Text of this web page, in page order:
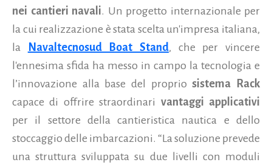
nei cantieri navali. Un progetto internazionale per
la cui realizzazione è stata scelta un'impresa italiana,
la
Navaltecnosud Boat Stand, che per vincere
l'ennesima sfida ha messo in campo la tecnologia e
l’innovazione alla base del proprio sistema Rack
capace di offrire straordinari vantaggi applicativi
per il settore della cantieristica nautica e dello
stoccaggio delle imbarcazioni. “La soluzione prevede
una struttura sviluppata su due livelli con moduli